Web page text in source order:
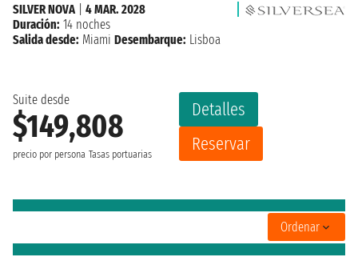
Suite desde
$149,808
precio por persona Tasas portuarias
Detalles
Reservar
SILVER NOVA
4 MAR. 2028
Duración: 14 noches
Salida desde: Miami Desembarque: Lisboa
Ordenar